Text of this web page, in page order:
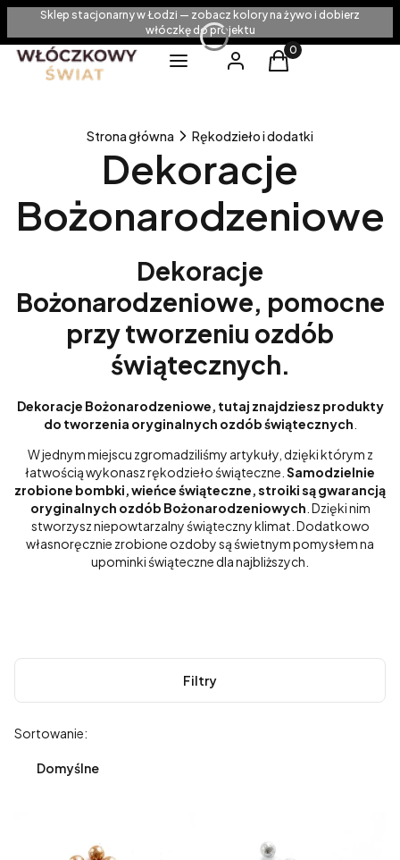
Sklep stacjonarny w Łodzi — zobacz kolory na żywo i dobierz
włóczkę do projektu
Menu
Zaloguj sięProdukty w
Koszyk
Strona główna Rękodzieło i dodatki
Dekoracje
Bożonarodzeniowe
Dekoracje
Bożonarodzeniowe, pomocne
przy tworzeniu ozdób
świątecznych.
Dekoracje Bożonarodzeniowe, tutaj znajdziesz produkty
do tworzenia oryginalnych ozdób świątecznych
W jednym miejscu zgromadziliśmy artykuły, dzięki którym z
łatwością wykonasz rękodzieło świąteczne. Samodzielnie
zrobione bombki, wieńce świąteczne, stroiki są gwarancją
oryginalnych ozdób Bożonarodzeniowych . Dzięki nim
stworzysz niepowtarzalny świąteczny klimat. Dodatkowo
własnoręcznie zrobione ozdoby są świetnym pomysłem na
upominki świąteczne dla najbliższych.
Filtry
Lista produktów
Sortowanie:
Domyślne